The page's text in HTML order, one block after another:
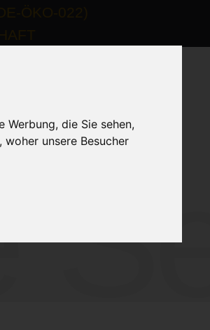
die Sie sehen,
unsere Besucher